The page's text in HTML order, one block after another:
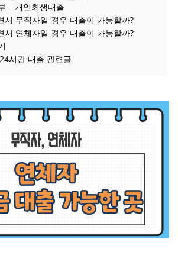
– 개인회생대출
서 무직자일 경우 대출이 가능할까?
서 연체자일 경우 대출이 가능할까?
시간 대출 관련글